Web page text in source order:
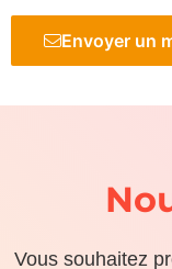
Envoyer un
Vous souhaitez